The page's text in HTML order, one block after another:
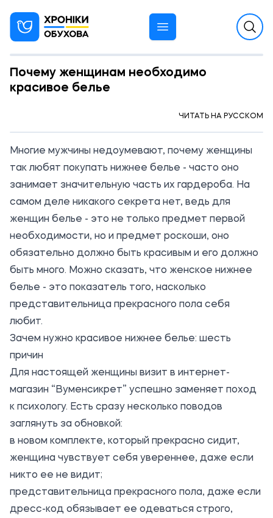
Почему женщинам необходимо
красивое белье
ЧИТАТЬ НА РУССКОМ
Многие мужчины недоумевают, почему женщины
так любят покупать нижнее белье - часто оно
занимает значительную часть их гардероба. На
самом деле никакого секрета нет, ведь для
женщин белье - это не только предмет первой
необходимости, но и предмет роскоши, оно
обязательно должно быть красивым и его должно
быть много. Можно сказать, что женское нижнее
белье - это показатель того, насколько
представительница прекрасного пола себя
любит.
Зачем нужно красивое нижнее белье: шесть
причин
Для настоящей женщины визит в интернет-
магазин “Вуменсикрет” успешно заменяет поход
к психологу. Есть сразу несколько поводов
заглянуть за обновкой:
в новом комплекте, который прекрасно сидит,
женщина чувствует себя увереннее, даже если
никто ее не видит;
представительница прекрасного пола, даже если
дресс-код обязывает ее одеваться строго,